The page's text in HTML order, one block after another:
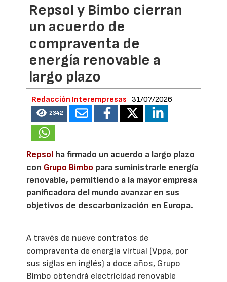
Repsol y Bimbo cierran
un acuerdo de
compraventa de
energía renovable a
largo plazo
Redacción Interempresas 31/07/2026
2342
Repsol ha firmado un acuerdo a largo plazo
con Grupo Bimbo para suministrarle energía
renovable, permitiendo a la mayor empresa
panificadora del mundo avanzar en sus
objetivos de descarbonización en Europa.
A través de nueve contratos de
compraventa de energía virtual (Vppa, por
sus siglas en inglés) a doce años, Grupo
Bimbo obtendrá electricidad renovable